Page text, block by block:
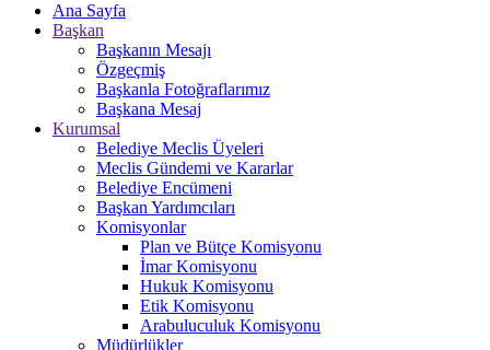
Ana Sayfa
Başkan
Başkanın Mesajı
Özgeçmiş
Başkanla Fotoğraflarımız
Başkana Mesaj
Kurumsal
Belediye Meclis Üyeleri
Meclis Gündemi ve Kararlar
Belediye Encümeni
Başkan Yardımcıları
Komisyonlar
Plan ve Bütçe Komisyonu
İmar Komisyonu
Hukuk Komisyonu
Etik Komisyonu
Arabuluculuk Komisyonu
Müdürlükler